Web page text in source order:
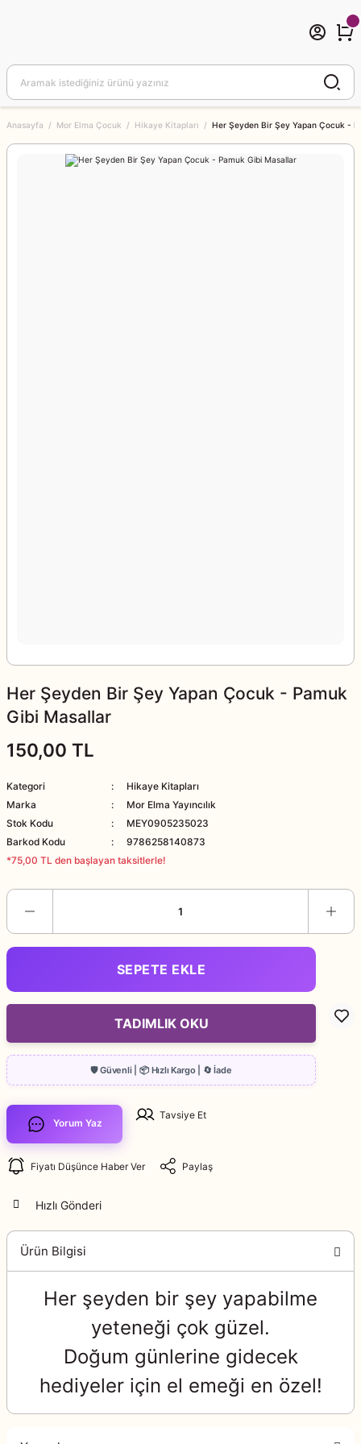
Anasayfa Mor Elma Çocuk Hikaye Kitapları Her Şeyden Bir Şey Yapan Çocuk -
Her Şeyden Bir Şey Yapan Çocuk - Pamuk
Gibi Masallar
150,00 TL
Kategori
Hikaye Kitapları
Marka
Mor Elma Yayıncılık
Stok Kodu
MEY0905235023
Barkod Kodu
9786258140873
*75,00 TL den başlayan taksitlerle!
SEPETE EKLE
TADIMLIK OKU
Yorum Yaz
Tavsiye Et
Fiyatı Düşünce Haber Ver Paylaş
Hızlı Gönderi
Ürün Bilgisi
Her şeyden bir şey yapabilme
yeteneği çok güzel.
Doğum günlerine gidecek
hediyeler için el emeği en özel!